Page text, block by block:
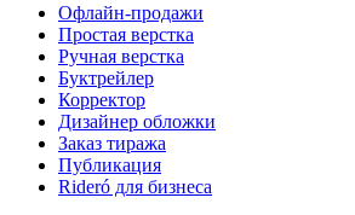
Офлайн-продажи
Простая верстка
Ручная верстка
Буктрейлер
Корректор
Дизайнер обложки
Заказ тиража
Публикация
Rideró для бизнеса